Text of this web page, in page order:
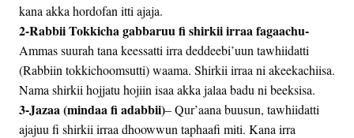
kana akka hordofan itti ajaja.
2-Rabbii Tokkicha gabbaruu fi shirkii irraa fagaachu-
Ammas suurah tana keessatti irra deddeebi’uun tawhiidatti
(Rabbiin tokkichoomsutti) waama. Shirkii irraa ni akeekachiisa.
Nama shirkii hojjatu hojiin isaa akka jalaa badu ni beeksisa.
3-Jazaa (mindaa fi adabbii)– Qur’aana buusun, tawhiidatti
ajajuu fi shirkii irraa dhoowwun taphaafi miti. Kana irra